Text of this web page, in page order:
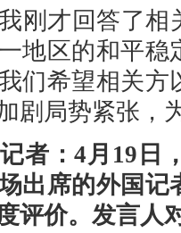
刚才回答了相
地区的和平
们希望相关
剧局势紧张，
者：4月19日
出席的外国
评价。发言人